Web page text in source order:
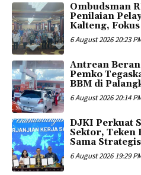
Ombudsman
Penilaian
Kalteng,
6 August 2026 20:23
Antrean
Pemko
BBM di
6 August 2026 20:14
DJKI Perkuat
Sektor, Teken
Sama Strategis
6 August 2026 19:29